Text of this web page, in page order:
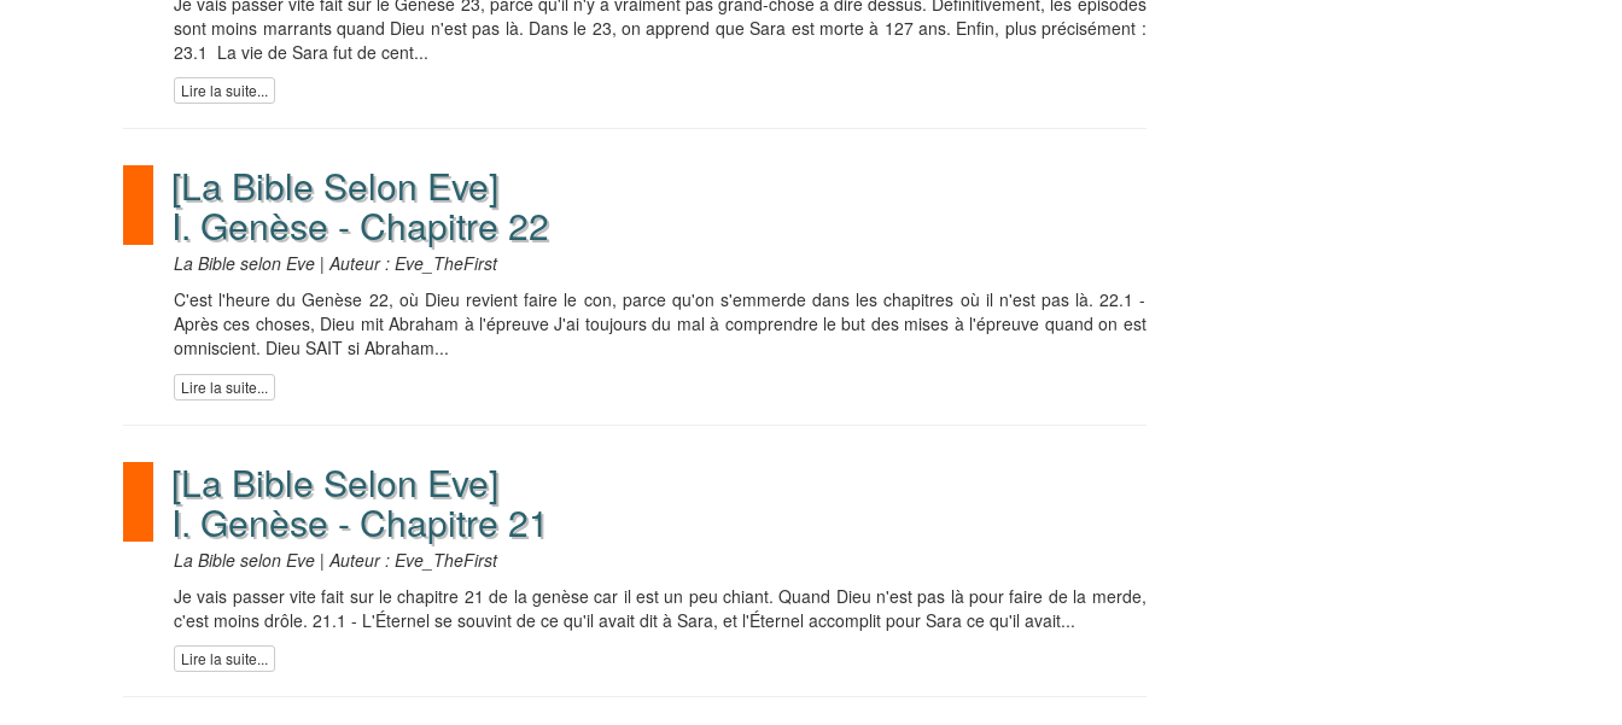
sont moins marrants quand Dieu n'est pas là. Dans le 23, on apprend que Sara est morte à 127 ans. Enfin, plus précisément :
23.1 La vie de Sara fut de cent...
Lire la suite...
[La Bible Selon Eve]
I. Genèse - Chapitre 22
La Bible selon Eve | Auteur : Eve_TheFirst
C'est l'heure du Genèse 22, où Dieu revient faire le con, parce qu'on s'emmerde dans les chapitres où il n'est pas là. 22.1 -
Après ces choses, Dieu mit Abraham à l'épreuve J'ai toujours du mal à comprendre le but des mises à l'épreuve quand on est
omniscient. Dieu SAIT si Abraham...
Lire la suite...
[La Bible Selon Eve]
I. Genèse - Chapitre 21
La Bible selon Eve | Auteur : Eve_TheFirst
Je vais passer vite fait sur le chapitre 21 de la genèse car il est un peu chiant. Quand Dieu n'est pas là pour faire de la merde,
c'est moins drôle. 21.1 - L'Éternel se souvint de ce qu'il avait dit à Sara, et l'Éternel accomplit pour Sara ce qu'il avait...
Lire la suite...